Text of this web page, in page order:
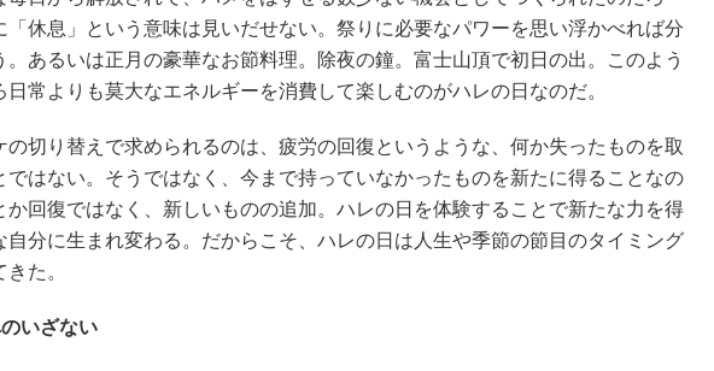
「休息」という意味は見いだせない。祭りに必要なパワーを思い浮かべれば分
。あるいは正月の豪華なお節料理。除夜の鐘。富士山頂で初日の出。このよう
日常よりも莫大なエネルギーを消費して楽しむのがハレの日なのだ。
切り替えで求められるのは、疲労の回復というような、何か失ったものを取
ではない。そうではなく、今まで持っていなかったものを新たに得ることなの
か回復ではなく、新しいものの追加。ハレの日を体験することで新たな力を得
自分に生まれ変わる。だからこそ、ハレの日は人生や季節の節目のタイミング
た。
いざない